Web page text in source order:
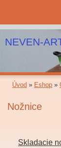
NEVEN-
Úvod » Eshop »
Nožnice
Skladacie